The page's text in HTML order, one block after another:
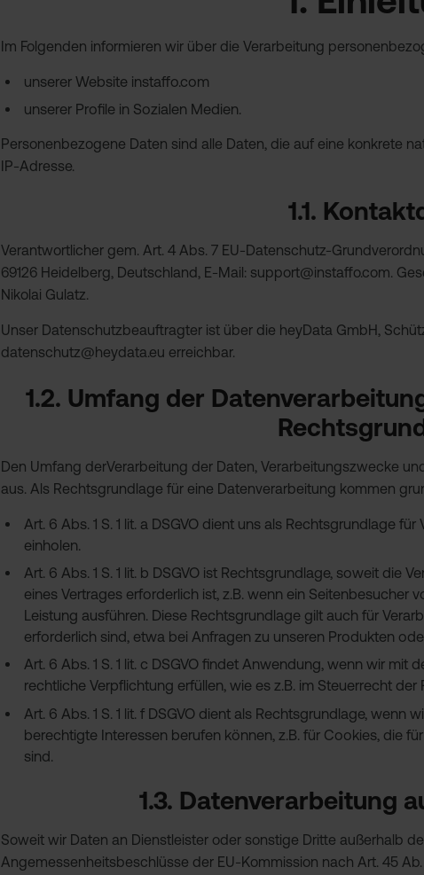
Im Folgenden informieren wir über die Verarbeitung
unserer Website instaffo.com
unserer Profile in Sozialen Medien.
Personenbezogene Daten sind alle Daten, die auf eine konkrete
IP-Adresse.
1.1.
Verantwortlicher gem. Art. 4 Abs. 7 EU-Datenschutz-
69126 Heidelberg, Deutschland, E-Mail: support@instaffo.com.
Nikolai Gulatz.
Unser Datenschutzbeauftragter ist über die heyData GmbH,
datenschutz@heydata.eu erreichbar.
1.2. Umfang der
Den Umfang derVerarbeitung der Daten, Verarbeitungszwecke
aus. Als Rechtsgrundlage für eine Datenverarbeitung kommen
Art. 6 Abs. 1 S. 1 lit. a DSGVO dient uns als Rechtsgrundlage
einholen.
Art. 6 Abs. 1 S. 1 lit. b DSGVO ist Rechtsgrundlage, soweit die
eines Vertrages erforderlich ist, z.B. wenn ein Seitenbesucher
Leistung ausführen. Diese Rechtsgrundlage gilt auch für
erforderlich sind, etwa bei Anfragen zu unseren Produkten
Art. 6 Abs. 1 S. 1 lit. c DSGVO findet Anwendung, wenn wir
rechtliche Verpflichtung erfüllen, wie es z.B. im Steuerrecht der
Art. 6 Abs. 1 S. 1 lit. f DSGVO dient als Rechtsgrundlage,
berechtigte Interessen berufen können, z.B. für Cookies, die
sind.
1.3. Datenverarbeitung
Soweit wir Daten an Dienstleister oder sonstige Dritte außerhalb
Angemessenheitsbeschlüsse der EU-Kommission nach Art. 45